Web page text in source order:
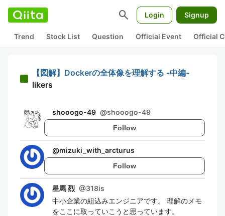
search Login Signup
Trend Stock List Question Official Event Official
【図解】Dockerの全体像を理解する -中編-
likers
shooogo-49 @shooogo-49
Follow
@mizuki_with_arcturus
Follow
星馬 烈 @318is
中小企業の組込みエンジニアです。 理解のメモ
をここに取っていこうと思っています。